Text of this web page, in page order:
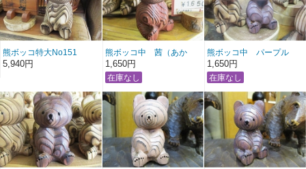
熊ボッコ特大No151
5,940円
熊ボッコ中 茜（あか
ね）No2
1,650円
熊ボッコ中 パープル
1,650円